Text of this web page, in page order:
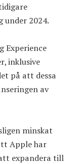
under 2024.
Experience
inklusive
på att dessa
av
minskat
Apple har
expandera till